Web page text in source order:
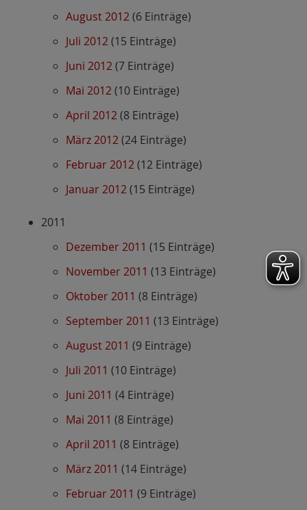
August 2012(6 Einträge)
Juli 2012(15 Einträge)
Juni 2012(7 Einträge)
Mai 2012(10 Einträge)
April 2012(8 Einträge)
März 2012(24 Einträge)
Februar 2012(12 Einträge)
Januar 2012(15 Einträge)
2011
Dezember 2011 (15 Einträge)
November 2011 (13 Einträge)
Oktober 2011 (8 Einträge)
September 2011 (13 Einträge)
August 2011 (9 Einträge)
Juli 2011 (10 Einträge)
Juni 2011 (4 Einträge)
Mai 2011 (8 Einträge)
April 2011 (8 Einträge)
März 2011 (14 Einträge)
Februar 2011 (9 Einträge)